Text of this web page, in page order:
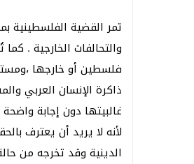
تمر القضية الفلسطينية
والتحالفات الخارجية .
فلسطين أو خارجها
ذاكرة الإنسان العربي
غالبيتها دون إجابة
لأنه لا يريد أن يعترف
الدينية وقد تخرجه من